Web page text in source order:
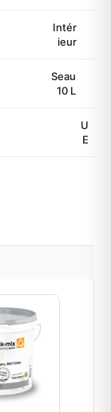
Intér
ieur
Seau
10 L
U
E